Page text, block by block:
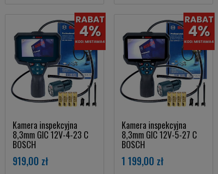
Kamera inspekcyjna
8,3mm GIC 12V-4-23 C
BOSCH
919,00 zł
Kamera inspekcyjna
8,3mm GIC 12V-5-27 C
BOSCH
1 199,00 zł